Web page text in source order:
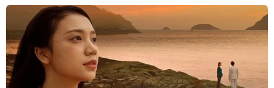
Theo dõi VietnamPlus